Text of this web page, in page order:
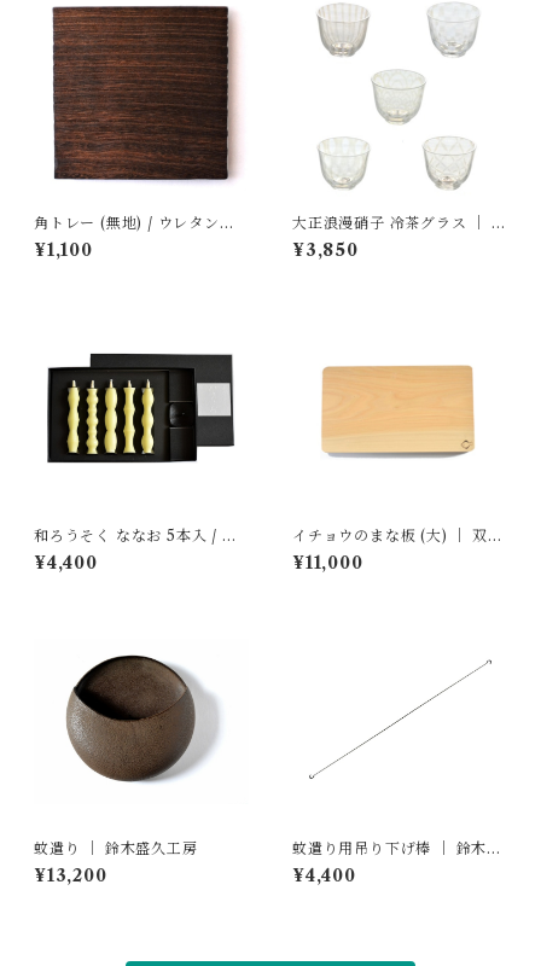
角トレー (無地) / ウレタン仕
上げ ｜ 岩本清商店
¥1,100
大正浪漫硝子 冷茶グラス ｜ 廣
田硝子
¥3,850
和ろうそく ななお 5本入 / 燭
台セット ｜ 高澤ろうそく店
¥4,400
イチョウのまな板 (大) ｜ 双葉
商店
¥11,000
蚊遣り ｜ 鈴木盛久工房
¥13,200
蚊遣り用吊り下げ棒 ｜ 鈴木盛
久工房
¥4,400